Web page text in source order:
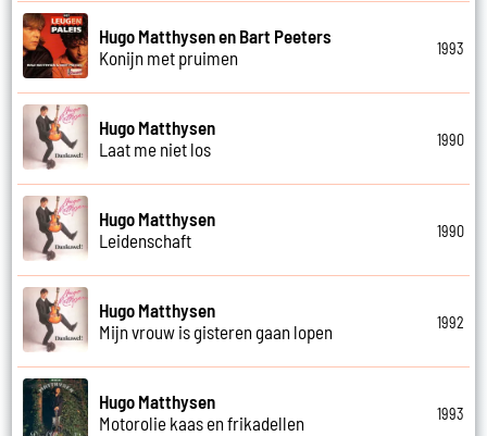
Hugo Matthysen en Bart Peeters
Konijn met pruimen
1993
Hugo Matthysen
Laat me niet los
1990
Hugo Matthysen
Leidenschaft
1990
Hugo Matthysen
Mijn vrouw is gisteren gaan lopen
1992
Hugo Matthysen
Motorolie kaas en frikadellen
1993